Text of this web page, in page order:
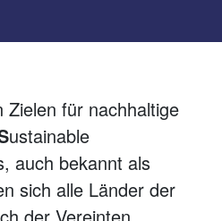
Zielen für nachhaltige
ustainable
auch bekannt als
sich alle Länder der